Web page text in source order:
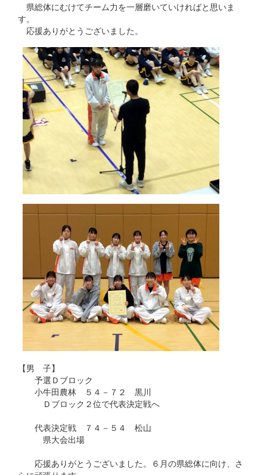
県総体にむけてチーム力を一層磨いていければと思いま
す。
応援ありがとうございました。
【男 子】
予選Ｄブロック
小牛田農林 ５４－７２ 黒川
Ｄブロック２位で代表決定戦へ
代表決定戦 ７４－５４ 松山
県大会出場
応援ありがとうございました。６月の県総体に向け、さ